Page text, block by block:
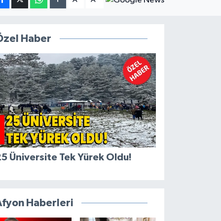
Haber
Üniversite Tek Yürek Oldu!
Haberleri